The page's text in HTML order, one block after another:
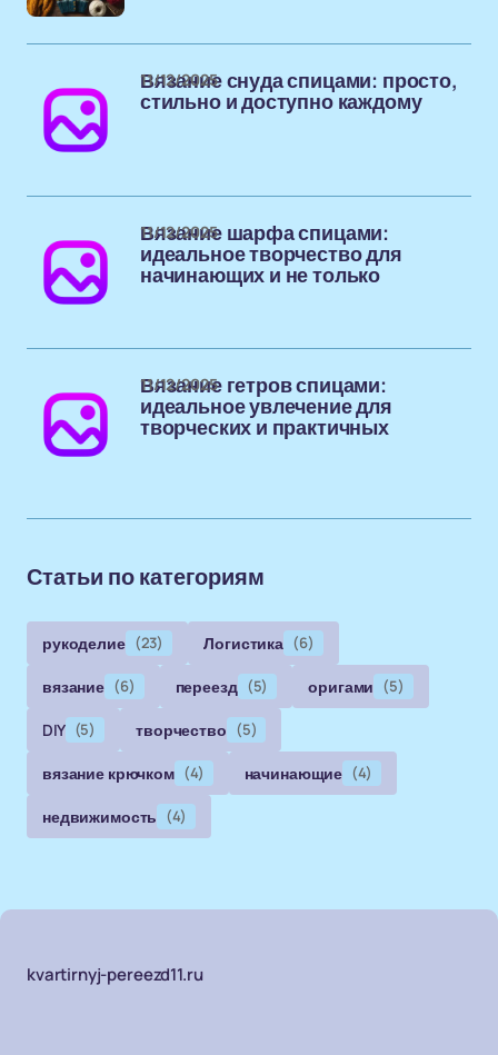
Вязание снуда спицами: просто,
стильно и доступно каждому
11/12/2025
Вязание шарфа спицами:
идеальное творчество для
начинающих и не только
11/12/2025
Вязание гетров спицами:
идеальное увлечение для
творческих и практичных
11/12/2025
Статьи по категориям
рукоделие (23) Логистика (6)
вязание (6) переезд (5) оригами (5)
DIY (5) творчество (5)
вязание крючком (4) начинающие (4)
недвижимость (4)
kvartirnyj-pereezd11.ru